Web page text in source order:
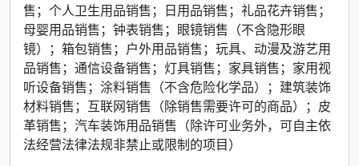
售；个人卫生用品销售；日用品销售；礼品花卉销售；
母婴用品销售；钟表销售；眼镜销售（不含隐形眼
镜）；箱包销售；户外用品销售；玩具、动漫及游艺用
品销售；通信设备销售；灯具销售；家具销售；家用视
听设备销售；涂料销售（不含危险化学品）；建筑装饰
材料销售；互联网销售（除销售需要许可的商品）；皮
革销售；汽车装饰用品销售（除许可业务外，可自主依
法经营法律法规非禁止或限制的项目）